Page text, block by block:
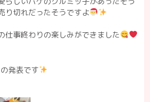
り切れだったそうですよ
仕事終わりの楽しみができました
の発表です